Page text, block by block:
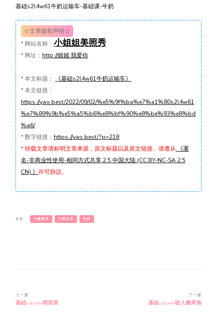
基础s2l4w61牛奶运输车-基础课-牛奶
☆文章版权声明☆
* 网站名称： 小姐姐美照秀
* 网址： http://媱媱.我爱你
*本文标题：
《基础s2l4w61牛奶运输车》
*本文链接：
https://yao.best/2022/09/02/%e5%9f%ba%e7%a1%80s2l4w61
%e7%89%9b%e5%a5%b6%e8%bf%90%e8%be%93%e8%bd
%a6/
*数字链接： https://yao.best/?p=218
*转载文章请标明文章来源，原文标题以及原文链接。请遵从 《署
名-非商业性使用-相同方式共享 2.5 中国大陆 (CC BY-NC-SA 2.5
CN) 》 许可协议。
标签: 小熊美术 小熊艺术 牛奶
博
文
上一篇
基础s2l3w60雨前茶
下一篇
基础s2l4w61驶入糖果海